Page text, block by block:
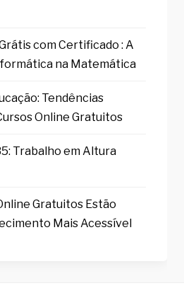
com Certificado : A
na Matemática
Tendências
Online Gratuitos
Trabalho em Altura
Gratuitos Estão
Mais Acessível